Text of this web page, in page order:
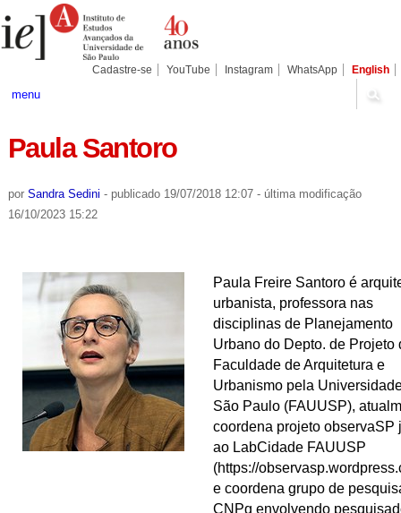
para
conteúdo.
Pessoais
Cadastre-se YouTube Instagram WhatsApp English
menu
Paula Santoro
por Sandra Sedini - publicado19/07/2018 12:07 - última modificação
16/10/2023 15:22
Paula Freire Santoro é a
urbanista, professora nas
disciplinas de Planejamento
Urbano do Depto. de Projeto
Faculdade de Arquitetura e
Urbanismo pela
São Paulo (FAUUSP),
coordena projeto observaSP
ao LabCidade FAUUSP
(https://
e coordena grupo de
CNPq envolvendo